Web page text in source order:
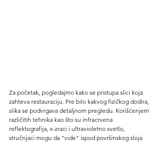
Za početak, pogledajmo kako se pristupa slici koja
zahteva restauraciju. Pre bilo kakvog fizičkog dodira,
slika se podvrgava detaljnom pregledu. Korišćenjem
različitih tehnika kao što su infracrvena
reflektografija, x-zraci i ultravioletno svetlo,
stručnjaci mogu da "vide" ispod površinskog sloja